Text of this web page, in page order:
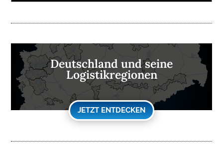
Deutschland und seine
Logistikregionen
JETZT ENTDECKEN